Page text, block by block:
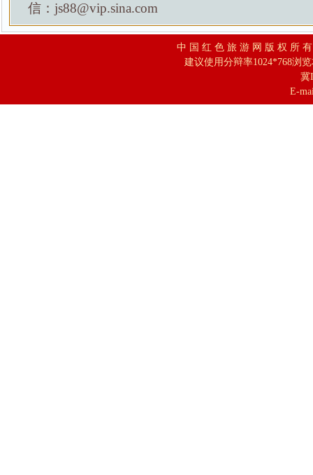
信：js88@vip.sina.com
中 国 红 色 旅 游 网 版 权 所
建议使用分辩率1024*768浏
冀
E-